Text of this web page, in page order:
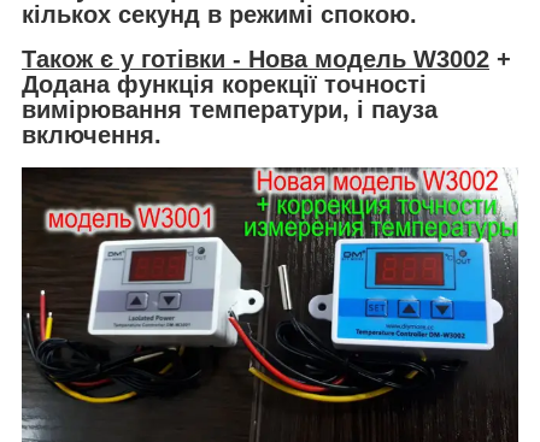
кількох секунд в режимі спокою.
Також є у готівки - Нова модель W3002 +
Додана функція корекції точності
вимірювання температури, і пауза
включення.